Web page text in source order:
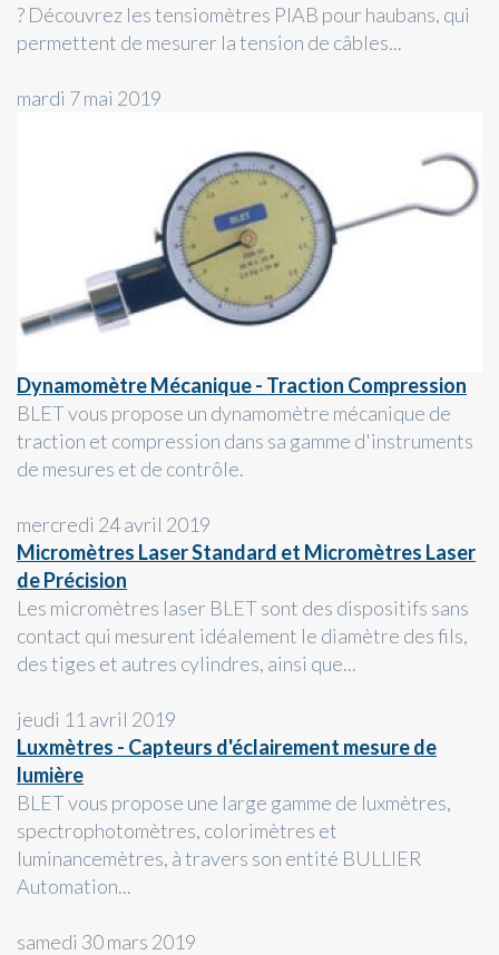
? Découvrez les tensiomètres PIAB pour haubans, qui
permettent de mesurer la tension de câbles...
mardi 7 mai 2019
Dynamomètre Mécanique - Traction Compression
BLET vous propose un dynamomètre mécanique de
traction et compression dans sa gamme d'instruments
de mesures et de contrôle.
mercredi 24 avril 2019
Micromètres Laser Standard et Micromètres Laser
de Précision
Les micromètres laser BLET sont des dispositifs sans
contact qui mesurent idéalement le diamètre des fils,
des tiges et autres cylindres, ainsi que...
jeudi 11 avril 2019
Luxmètres - Capteurs d'éclairement mesure de
lumière
BLET vous propose une large gamme de luxmètres,
spectrophotomètres, colorimètres et
luminancemètres, à travers son entité BULLIER
Automation...
samedi 30 mars 2019